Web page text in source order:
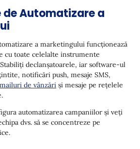
Automatizare a
a marketingului funcționează
cu toate celelalte instrumente
declanșatoarele, iar software-ul
notificări push, mesaje SMS,
de vânzări și mesaje pe rețelele
automatizarea campaniilor și veți
dvs. să se concentreze pe